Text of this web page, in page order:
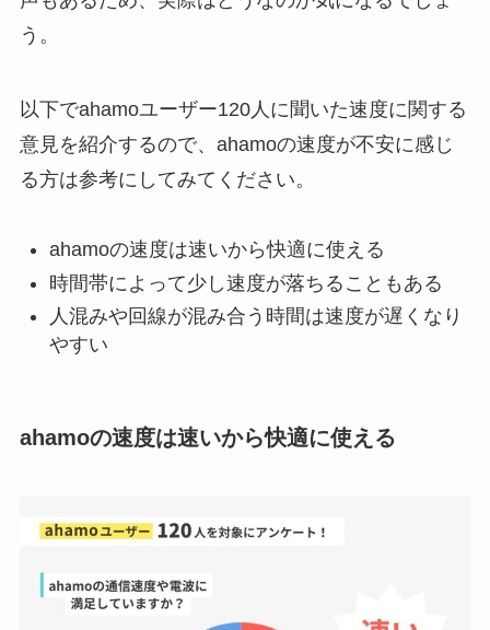
う。
以下でahamoユーザー120人に聞いた速度に関する
意見を紹介するので、ahamoの速度が不安に感じ
る方は参考にしてみてください。
ahamoの速度は速いから快適に使える
時間帯によって少し速度が落ちることもある
人混みや回線が混み合う時間は速度が遅くなり
やすい
ahamoの速度は速いから快適に使える